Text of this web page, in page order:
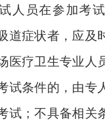
试人员在参加考
道症状者，应及
医疗卫生专业人
试条件的，由专
试；不具备相关